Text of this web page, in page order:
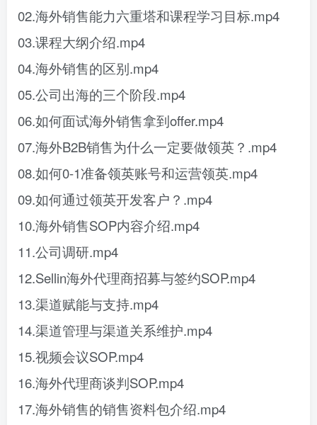
02.海外销售能力六重塔和课程学习目标.mp4
03.课程大纲介绍.mp4
04.海外销售的区别.mp4
05.公司出海的三个阶段.mp4
06.如何面试海外销售拿到offer.mp4
07.海外B2B销售为什么一定要做领英？.mp4
08.如何0-1准备领英账号和运营领英.mp4
09.如何通过领英开发客户？.mp4
10.海外销售SOP内容介绍.mp4
11.公司调研.mp4
12.Sellin海外代理商招募与签约SOP.mp4
13.渠道赋能与支持.mp4
14.渠道管理与渠道关系维护.mp4
15.视频会议SOP.mp4
16.海外代理商谈判SOP.mp4
17.海外销售的销售资料包介绍.mp4